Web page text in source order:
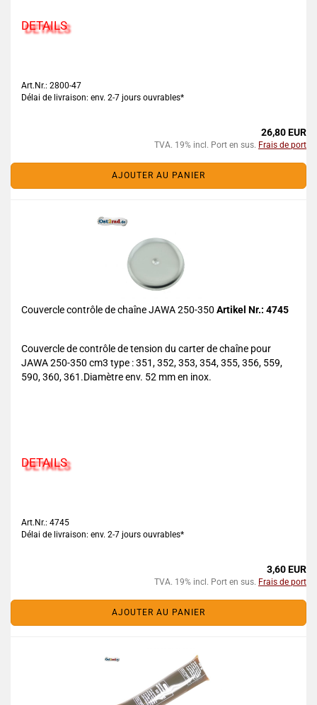
DETAILS
Art.Nr.: 2800-47
Délai de livraison: env. 2-7 jours ouvrables*
26,80 EUR
TVA. 19% incl. Port en sus. Frais de port
AJOUTER AU PANIER
Couvercle contrôle de chaîne JAWA 250-350 Artikel Nr.: 4745
Couvercle de contrôle de tension du carter de chaîne pour
JAWA 250-350 cm3 type : 351, 352, 353, 354, 355, 356, 559,
590, 360, 361.Diamètre env. 52 mm en inox.
DETAILS
Art.Nr.: 4745
Délai de livraison: env. 2-7 jours ouvrables*
3,60 EUR
TVA. 19% incl. Port en sus. Frais de port
AJOUTER AU PANIER